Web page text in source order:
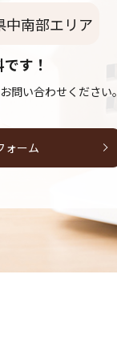
中南部エリア
す！
問い合わせください。
ォーム